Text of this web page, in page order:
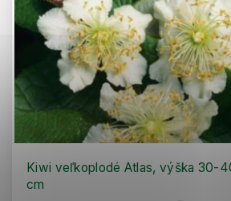
Kiwi veľkoplodé Atlas, výška 30-
cm